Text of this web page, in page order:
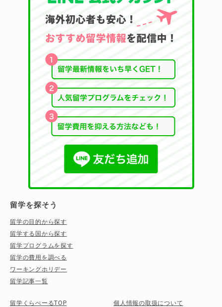
留学を探そう
留学の目的から探す
留学する国から探す
留学プログラムを探す
留学の費用を調べる
ワーキングホリデー
留学記事一覧
留学くらべーるTOP
個人情報の取扱について